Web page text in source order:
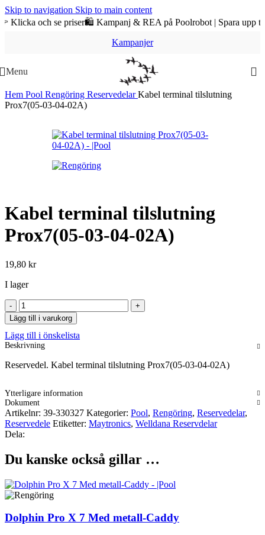
Skip to navigation Skip to main content
och se priser 🛍️ Kampanj & REA på Poolrobot | Spara upp till
Kampanjer
Menu
Hem Pool Rengöring ReservedelarKabel terminal tilslutning
Prox7(05-03-04-02A)
Kabel terminal tilslutning
Prox7(05-03-04-02A)
19,80 kr
I lager
Kabel
terminal
tilslutning
Prox7(05-
03-
02A)
Lägg till i varukorg
Lägg till i önskelista
Beskrivning
Reservedel. Kabel terminal tilslutning Prox7(05-03-04-02A)
Ytterligare information
Dokument
Artikelnr: 39-330327 Kategorier: Pool, Rengöring, Reservedelar,
Reservedele Etiketter: Maytronics, Welldana Reservdelar
Dela:
Du kanske också gillar …
Dolphin Pro X 7 Med metall-Caddy